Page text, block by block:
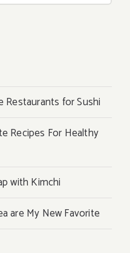
Restaurants for Sushi
Recipes For Healthy
with Kimchi
are My New Favorite